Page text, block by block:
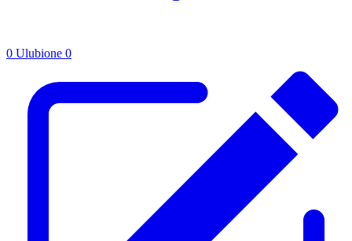
0 Ulubione 0